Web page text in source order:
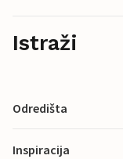
Istraži
Odredišta
Inspiracija